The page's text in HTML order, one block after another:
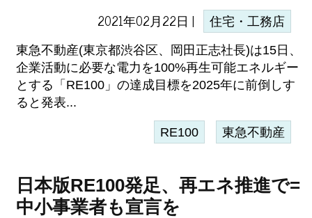
2021年02月22日 | 住宅・工務店
東急不動産(東京都渋谷区、岡田正志社長)は15日、
企業活動に必要な電力を100%再生可能エネルギー
とする「RE100」の達成目標を2025年に前倒しす
ると発表...
RE100 東急不動産
日本版RE100発足、再エネ推進で=
中小事業者も宣言を